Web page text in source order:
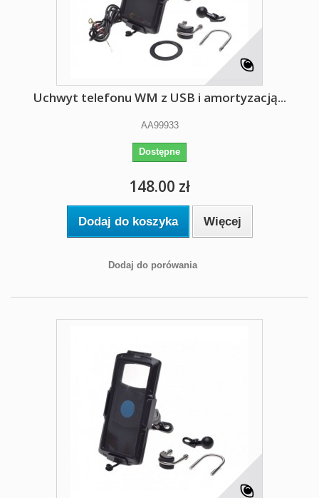
Uchwyt telefonu WM z USB i amortyzacją...
AA99933
Dostępne
148.00 zł
Dodaj do koszyka Więcej
Dodaj do porówania